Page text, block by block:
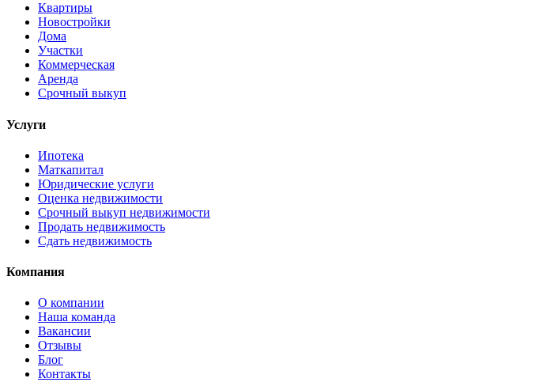
Квартиры
Новостройки
Дома
Участки
Коммерческая
Аренда
Срочный выкуп
Услуги
Ипотека
Маткапитал
Юридические услуги
Оценка недвижимости
Срочный выкуп недвижимости
Продать недвижимость
Сдать недвижимость
Компания
О компании
Наша команда
Вакансии
Отзывы
Блог
Контакты